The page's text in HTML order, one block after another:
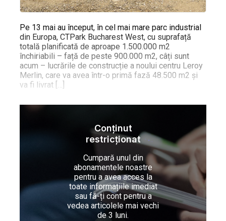
Pe 13 mai au început, în cel mai mare parc industrial
din Europa, CTPark Bucharest West, cu suprafață
totală planificată de aproape 1.500.000 m2
închiriabili – față de peste 900.000 m2, câți sunt
acum – lucrările de construcție a noului centru Leroy
Merlin, care va avea într-o primă fază 48.500 m2 și
va fi livrat […]
Conținut
restricționat
Cumpară unul din
abonamentele noastre
pentru a avea acces la
toate informațiile imediat
sau fă-ți cont pentru a
vedea articolele mai vechi
de 3 luni.